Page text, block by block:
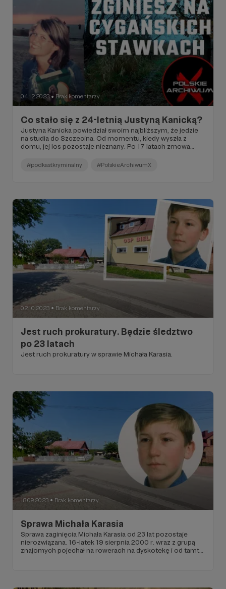
04.12.2023 ● Brak komentarzy
Co stało się z 24-letnią Justyną Kanicką?
Justyna Kanicka powiedział swoim najbliższym, że jedzie
na studia do Szczecina. Od momentu, kiedy wyszła z
domu, jej los pozostaje nieznany. Po 17 latach zmowa
#podkastkryminalny #PolskieArchiwumX
02.10.2023 ● Brak komentarzy
Jest ruch prokuratury. Będzie śledztwo
po 23 latach
Jest ruch prokuratury w sprawie Michała Karasia.
18.09.2023 ● Brak komentarzy
Sprawa Michała Karasia
Sprawa zaginięcia Michała Karasia od 23 lat pozostaje
nierozwiązana. 16-latek 19 sierpnia 2000 r. wraz z grupą
znajomych pojechał na rowerach na dyskotekę i od tamtej